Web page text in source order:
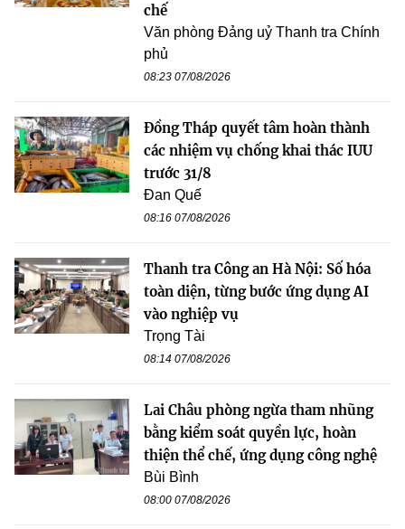
chế
Văn phòng Đảng uỷ Thanh tra Chính
phủ
08:23 07/08/2026
Đồng Tháp quyết tâm hoàn thành
các nhiệm vụ chống khai thác IUU
trước 31/8
Đan Quế
08:16 07/08/2026
Thanh tra Công an Hà Nội: Số hóa
toàn diện, từng bước ứng dụng AI
vào nghiệp vụ
Trọng Tài
08:14 07/08/2026
Lai Châu phòng ngừa tham nhũng
bằng kiểm soát quyền lực, hoàn
thiện thể chế, ứng dụng công nghệ
Bùi Bình
08:00 07/08/2026